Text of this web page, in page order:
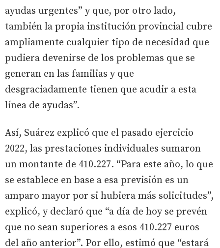
ayudas urgentes” y que, por otro lado,
también la propia institución provincial cubre
ampliamente cualquier tipo de necesidad que
pudiera devenirse de los problemas que se
generan en las familias y que
desgraciadamente tienen que acudir a esta
línea de ayudas”.
Así, Suárez explicó que el pasado ejercicio
2022, las prestaciones individuales sumaron
un montante de 410.227. “Para este año, lo que
se establece en base a esa previsión es un
amparo mayor por si hubiera más solicitudes”,
explicó, y declaró que “a día de hoy se prevén
que no sean superiores a esos 410.227 euros
del año anterior”. Por ello, estimó que “estará